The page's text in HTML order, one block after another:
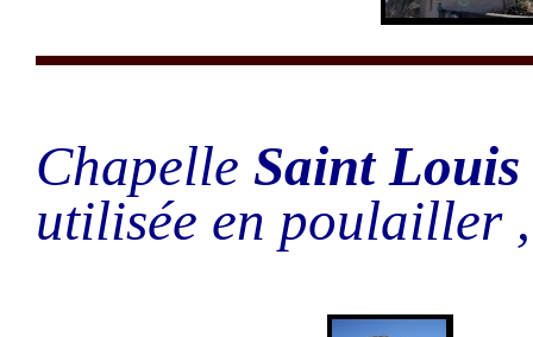
Chapelle Saint Louis
utilisée en poulailler